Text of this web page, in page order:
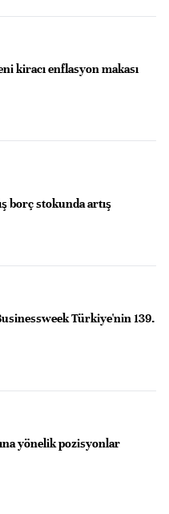
kiracı enflasyon makası
borç stokunda artış
Türkiye'nin 139.
yönelik pozisyonlar